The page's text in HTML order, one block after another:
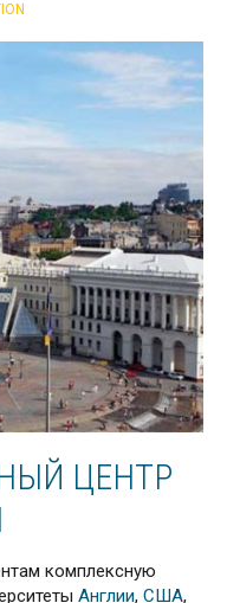
ЦЕНТР
комплексную
Англии, США,